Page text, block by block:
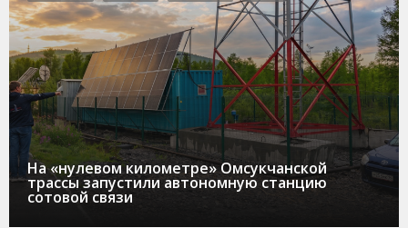
На «нулевом километре» Омсукчанской
трассы запустили автономную станцию
сотовой связи